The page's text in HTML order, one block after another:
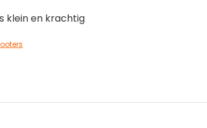
klein en krachtig